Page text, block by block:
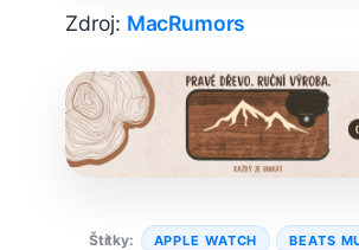
Zdroj: MacRumors
Štítky: APPLE WATCH BEATS